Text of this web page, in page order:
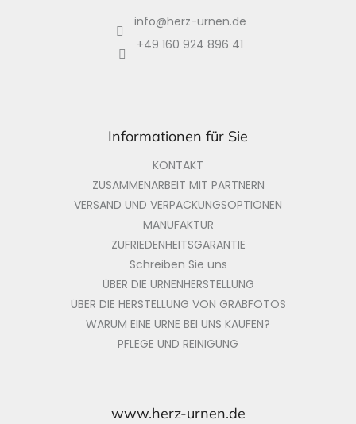
info@herz-urnen.de
+49 160 924 896 41
Informationen für Sie
KONTAKT
ZUSAMMENARBEIT MIT PARTNERN
VERSAND UND VERPACKUNGSOPTIONEN
MANUFAKTUR
ZUFRIEDENHEITSGARANTIE
Schreiben Sie uns
ÜBER DIE URNENHERSTELLUNG
ÜBER DIE HERSTELLUNG VON GRABFOTOS
WARUM EINE URNE BEI UNS KAUFEN?
PFLEGE UND REINIGUNG
www.herz-urnen.de